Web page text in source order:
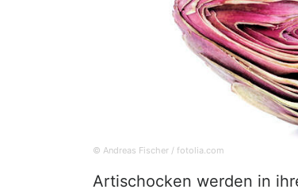
© Andreas Fischer / fotolia.com
Artischocken werden in